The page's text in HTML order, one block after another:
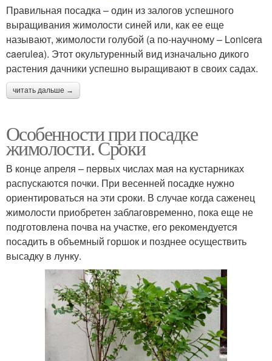
Правильная посадка – один из залогов успешного
выращивания жимолости синей или, как ее еще
называют, жимолости голубой (а по-научному – Lonicera
caerulea). Этот окультуренный вид изначально дикого
растения дачники успешно выращивают в своих садах.
читать дальше →
Особенности при посадке
жимолости. Сроки
В конце апреля – первых числах мая на кустарниках
распускаются почки. При весенней посадке нужно
ориентироваться на эти сроки. В случае когда саженец
жимолости приобретен заблаговременно, пока еще не
подготовлена почва на участке, его рекомендуется
посадить в объемный горшок и позднее осуществить
высадку в лунку.